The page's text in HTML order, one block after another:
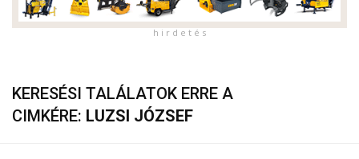
h i r d e t é s
KERESÉSI TALÁLATOK ERRE A
CIMKÉRE: LUZSI JÓZSEF